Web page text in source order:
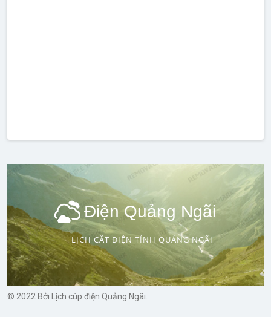
Điện Quảng Ngãi
LỊCH CẮT ĐIỆN TỈNH QUẢNG NGÃI
© 2022 Bởi Lịch cúp điện Quảng Ngãi.